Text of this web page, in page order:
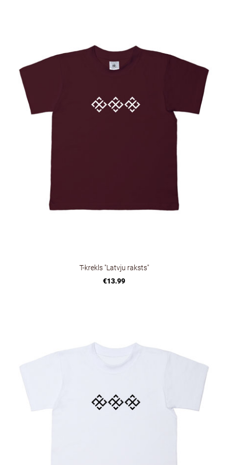
T-krekls "Latvju raksts"
€13.99